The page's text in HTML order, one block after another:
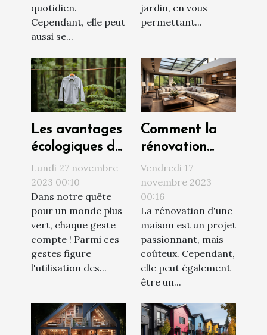
quotidien.
Cependant, elle peut
aussi se...
jardin, en vous
permettant...
Les avantages
écologiques de
l'utilisation des
étendoirs à
linge
Lundi 27 novembre
2023 00:10
Dans notre quête
pour un monde plus
vert, chaque geste
compte ! Parmi ces
gestes figure
l'utilisation des...
Comment la
rénovation
peut
augmenter la
valeur de votre
propriété
Vendredi 17
novembre 2023
00:16
La rénovation d'une
maison est un projet
passionnant, mais
coûteux. Cependant,
elle peut également
être un...